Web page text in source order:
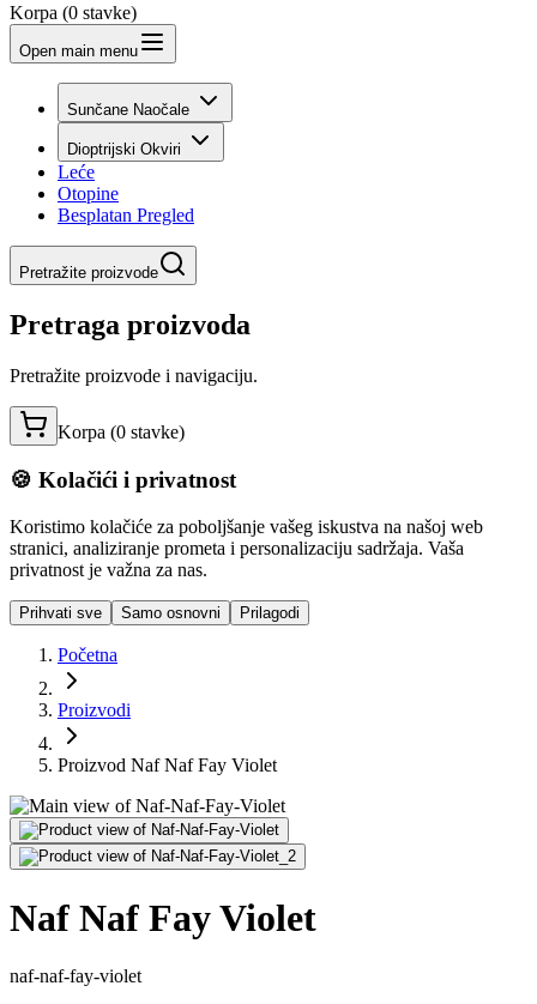
Korpa (0 stavke)
Open main menu
Sunčane Naočale
Dioptrijski Okviri
Leće
Otopine
Besplatan Pregled
Pretražite proizvode
Pretraga proizvoda
Pretražite proizvode i navigaciju.
Korpa (0 stavke)
🍪 Kolačići i privatnost
Koristimo kolačiće za poboljšanje vašeg iskustva na našoj web
stranici, analiziranje prometa i personalizaciju sadržaja. Vaša
privatnost je važna za nas.
Prihvati sve Samo osnovni Prilagodi
Početna
Proizvodi
Proizvod Naf Naf Fay Violet
Naf Naf Fay Violet
naf-naf-fay-violet